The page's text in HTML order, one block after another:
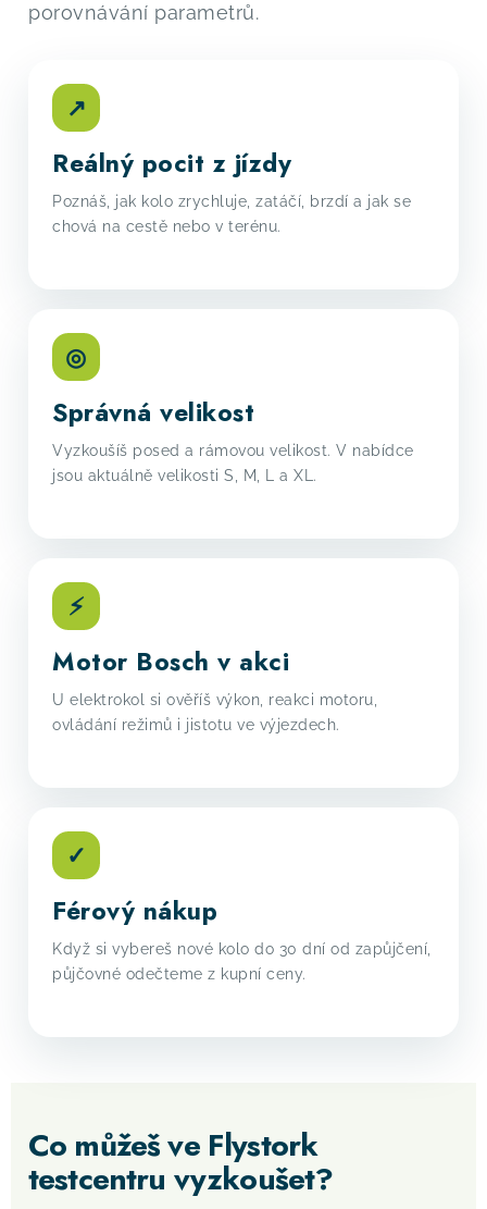
porovnávání parametrů.
↗
Reálný pocit z jízdy
Poznáš, jak kolo zrychluje, zatáčí, brzdí a jak se
chová na cestě nebo v terénu.
◎
Správná velikost
Vyzkoušíš posed a rámovou velikost. V nabídce
jsou aktuálně velikosti S, M, L a XL.
⚡
Motor Bosch v akci
U elektrokol si ověříš výkon, reakci motoru,
ovládání režimů i jistotu ve výjezdech.
✓
Férový nákup
Když si vybereš nové kolo do 30 dní od zapůjčení,
půjčovné odečteme z kupní ceny.
Co můžeš ve Flystork
testcentru vyzkoušet?